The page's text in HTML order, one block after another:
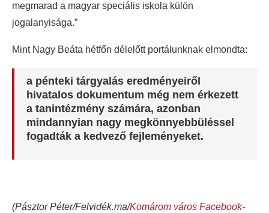
megmarad a magyar speciális iskola külön
jogalanyisága.”
Mint Nagy Beáta hétfőn délelőtt portálunknak elmondta:
a pénteki tárgyalás eredményeiről
hivatalos dokumentum még nem érkezett
a tanintézmény számára, azonban
mindannyian nagy megkönnyebbüléssel
fogadták a kedvező fejleményeket.
(Pásztor Péter/Felvidék.ma/Komárom város Facebook-